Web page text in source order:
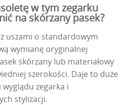
w tym zegarku
na skórzany pasek?
uszami o standardowym
wymianę oryginalnej
skórzany lub materiałowy
szerokości. Daje to duże
zegarka i
stylizacji.